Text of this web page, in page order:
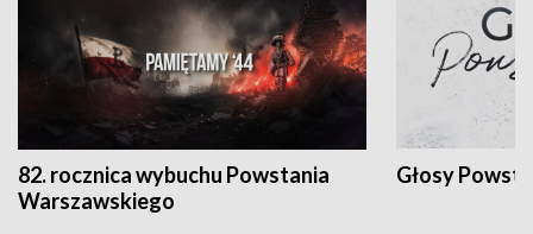
82. rocznica wybuchu Powstania
Warszawskiego
Głosy